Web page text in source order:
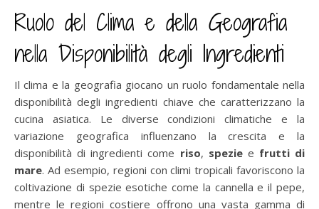
Ruolo del Clima e della Geografia
nella Disponibilità degli Ingredienti
Il clima e la geografia giocano un ruolo fondamentale nella
disponibilità degli ingredienti chiave che caratterizzano la
cucina asiatica. Le diverse condizioni climatiche e la
variazione geografica influenzano la crescita e la
disponibilità di ingredienti come riso, speziee frutti di
mare. Ad esempio, regioni con climi tropicali favoriscono la
coltivazione di spezie esotiche come la cannella e il pepe,
mentre le regioni costiere offrono una vasta gamma di